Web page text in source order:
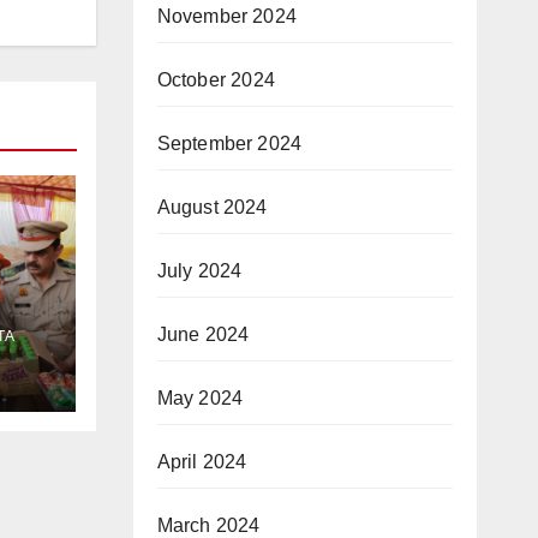
November 2024
October 2024
September 2024
August 2024
July 2024
June 2024
May 2024
April 2024
March 2024